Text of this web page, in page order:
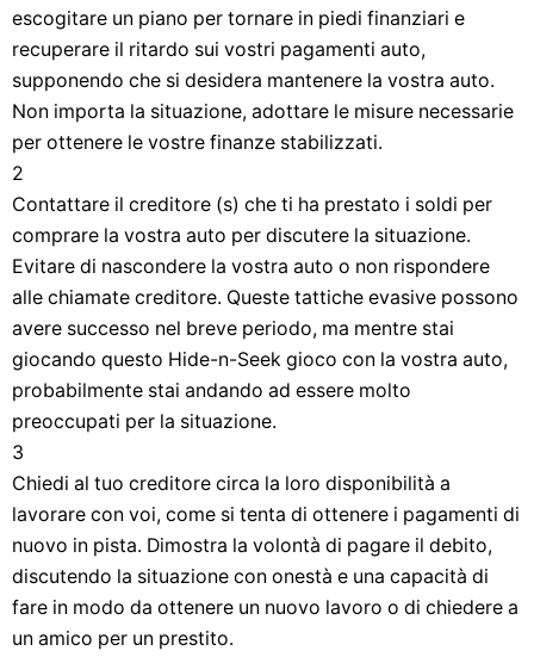
escogitare un piano per tornare in piedi finanziari e
recuperare il ritardo sui vostri pagamenti auto,
supponendo che si desidera mantenere la vostra auto.
Non importa la situazione, adottare le misure necessarie
per ottenere le vostre finanze stabilizzati.
2
Contattare il creditore (s) che ti ha prestato i soldi per
comprare la vostra auto per discutere la situazione.
Evitare di nascondere la vostra auto o non rispondere
alle chiamate creditore. Queste tattiche evasive possono
avere successo nel breve periodo, ma mentre stai
giocando questo Hide-n-Seek gioco con la vostra auto,
probabilmente stai andando ad essere molto
preoccupati per la situazione.
3
Chiedi al tuo creditore circa la loro disponibilità a
lavorare con voi, come si tenta di ottenere i pagamenti di
nuovo in pista. Dimostra la volontà di pagare il debito,
discutendo la situazione con onestà e una capacità di
fare in modo da ottenere un nuovo lavoro o di chiedere a
un amico per un prestito.